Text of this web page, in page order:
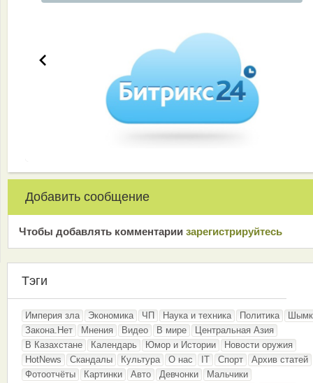
Добавить сообщение
Чтобы добавлять комментарии зарeгиcтрирyйтeсь
Тэги
Империя зла Экономика ЧП Наука и техника Политика
Закона.Нет
Мнения Видео В мире
Центральная Азия
В Казахстане
Календарь Юмор и Истории
Новости оружия
HotNews
Скандалы Культура О нас IT Спорт
Архив статей
Фотоотчёты
Картинки Авто Девчонки
Мальчики